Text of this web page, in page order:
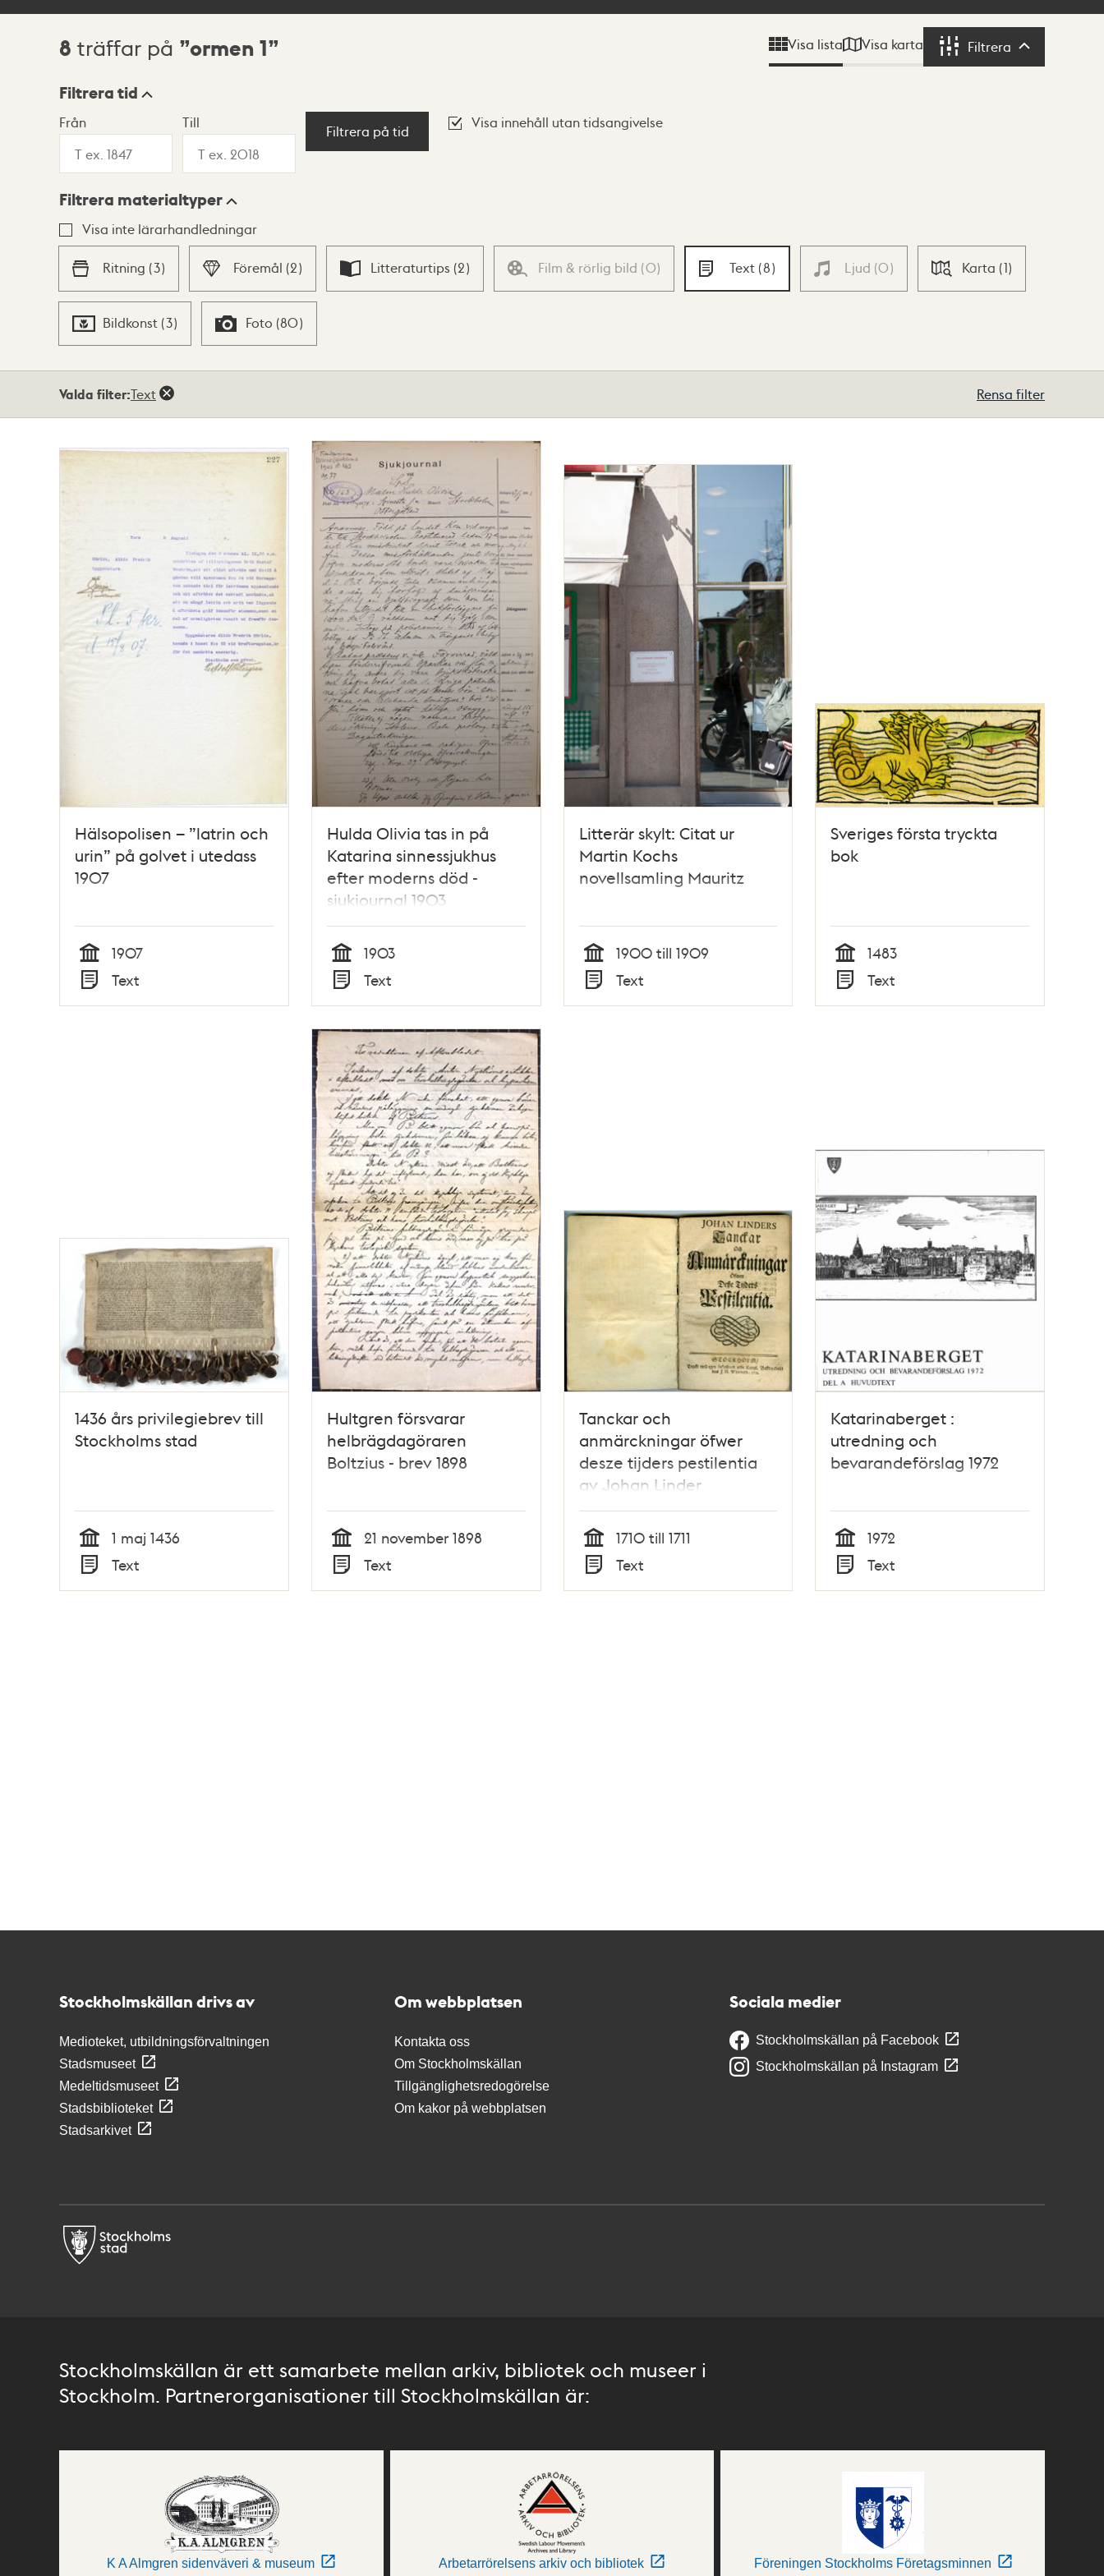
Sökresultat
8 träffar på ormen 1 Visa lista Visa karta Filtrera Filtrera
Visningsläge
Lista Karta
Filtrera tid
Från Till
Filtrera på tid
Visa innehåll utan tidsangivelse
Filtrera materialtyper
Visa inte lärarhandledningar
Ritning (3) Föremål (2) Litteraturtips (2) Film & rörlig bild (0) Text (8) Ljud (0) Karta (1)
Bildkonst (3) Foto (80)
Valda filter:Text Rensa filter
Hälsopolisen – ”latrin och
urin” på golvet i utedass
1907
Tid
1907
Typ
Text
Hulda Olivia tas in på
Katarina sinnessjukhus
efter moderns död -
sjukjournal 1903
Tid
1903
Typ
Text
Litterär skylt: Citat ur
Martin Kochs
novellsamling Mauritz
Tid
1900 till 1909
Typ
Text
Sveriges första tryckta
bok
Tid
1483
Typ
Text
1436 års privilegiebrev till
Stockholms stad
Tid
1 maj 1436
Text
Hultgren försvarar
helbrägdagöraren
Boltzius - brev 1898
Tid
21 november 1898
Text
Tanckar och
anmärckningar öfwer
desze tijders pestilentia
av Johan Linder
Tid
1710 till 1711
Text
Katarinaberget :
utredning och
bevarandeförslag 1972
Tid
1972
Text
Stockholmskällan drivs av
Medioteket, utbildningsförvaltningen
Stadsmuseet
Medeltidsmuseet
Stadsbiblioteket
Stadsarkivet
Om webbplatsen
Kontakta oss
Om Stockholmskällan
Tillgänglighetsredogörelse
Om kakor på webbplatsen
Sociala medier
Stockholmskällan på Facebook
Stockholmskällan på Instagram
Stockholmskällan är ett samarbete mellan arkiv, bibliotek och museer i
Stockholm. Partnerorganisationer till Stockholmskällan är:
K A Almgren sidenväveri & museum Arbetarrörelsens arkiv och bibliotek Föreningen Stockholms Företagsminnen